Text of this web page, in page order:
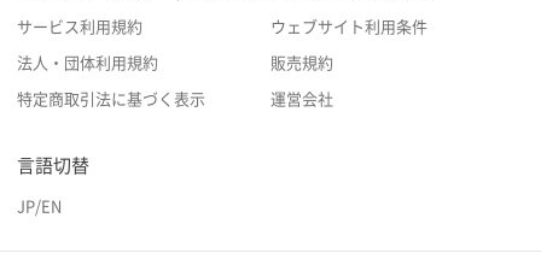
サービス利用規約 ウェブサイト利用条件
法人・団体利用規約 販売規約
特定商取引法に基づく表示 運営会社
言語切替
JP/EN